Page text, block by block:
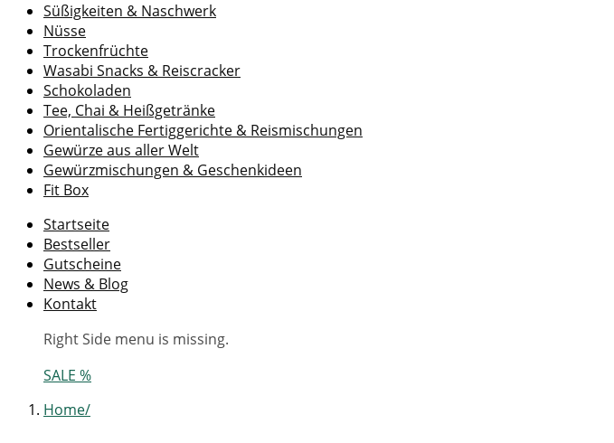
Süßigkeiten & Naschwerk
Nüsse
Trockenfrüchte
Wasabi Snacks & Reiscracker
Schokoladen
Tee, Chai & Heißgetränke
Orientalische Fertiggerichte & Reismischungen
Gewürze aus aller Welt
Gewürzmischungen & Geschenkideen
Fit Box
Startseite
Bestseller
Gutscheine
News & Blog
Kontakt
Right Side menu is missing.
SALE %
Home